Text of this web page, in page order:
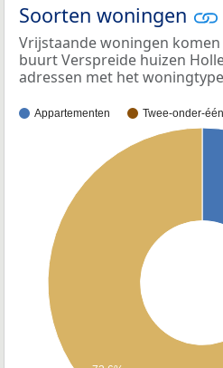
Soorten woningen
Vrijstaande woningen
buurt Verspreide huizen
adressen met het
Appartementen Twee-onder-